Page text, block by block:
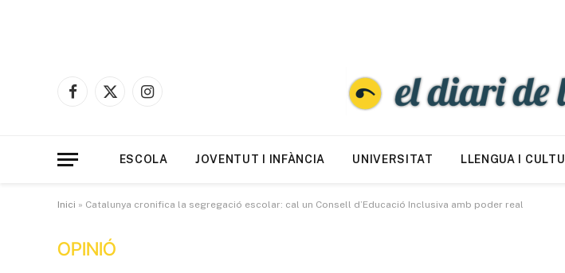
Facebook
X
Instagram
ESCOLA JOVENTUT I INFÀNCIA UNIVERSITAT LLENGUA I
Inici » Catalunya cronifica la segregació escolar: cal un Consell d’Educació Inclusiva amb poder real
OPINIÓ